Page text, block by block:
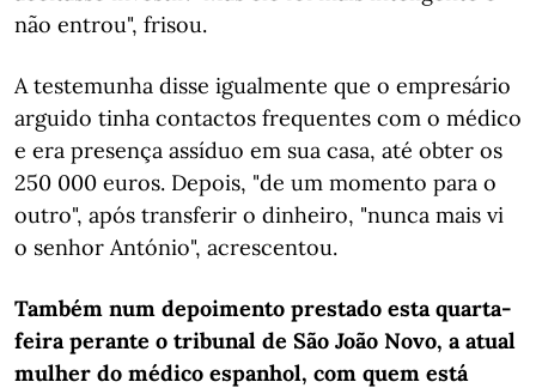
não entrou", frisou.
A testemunha disse igualmente que o empresário
arguido tinha contactos frequentes com o médico
e era presença assíduo em sua casa, até obter os
250 000 euros. Depois, "de um momento para o
outro", após transferir o dinheiro, "nunca mais vi
o senhor António", acrescentou.
Também num depoimento prestado esta quarta-
feira perante o tribunal de São João Novo, a atual
mulher do médico espanhol, com quem está